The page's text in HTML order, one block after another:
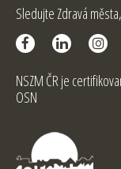
Sledujte Zdravá
NSZM ČR je
OSN